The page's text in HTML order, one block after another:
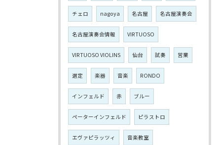
チェロ nagoya 名古屋 名古屋演奏会
名古屋演奏会情報 VIRTUOSO
VIRTUOSO VIOLINS 仙台 試奏 営業
選定 楽器 音楽 RONDO
インフェルド 赤 ブルー
ペーターインフェルド ピラストロ
エヴァピラッツィ 音楽教室